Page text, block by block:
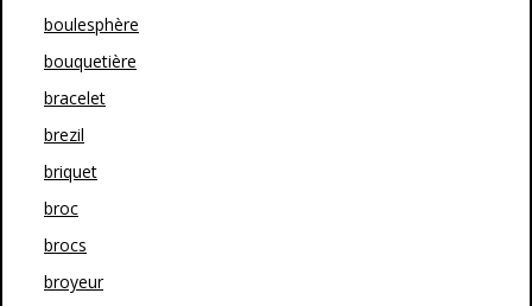
boulesphère
bouquetière
bracelet
brezil
briquet
broc
brocs
broyeur